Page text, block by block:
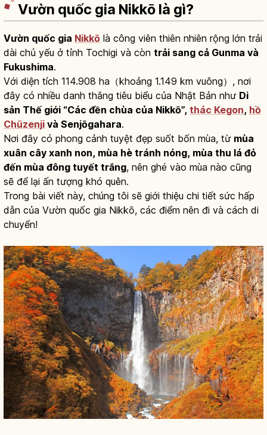
Vườn quốc gia Nikkō là gì?
Vườn quốc gia Nikkō là công viên thiên nhiên rộng lớn trải
dài chủ yếu ở tỉnh Tochigi và còn trải sang cả Gunma và
Fukushima.
Với diện tích 114.908 ha（khoảng 1.149 km vuông）, nơi
đây có nhiều danh thắng tiêu biểu của Nhật Bản như Di
sản Thế giới “Các đền chùa của Nikkō”, thác Kegon, hồ
Chūzenji và Senjōgahara.
Nơi đây có phong cảnh tuyệt đẹp suốt bốn mùa, từ mùa
xuân cây xanh non, mùa hè tránh nóng, mùa thu lá đỏ
đến mùa đông tuyết trắng, nên ghé vào mùa nào cũng
sẽ để lại ấn tượng khó quên.
Trong bài viết này, chúng tôi sẽ giới thiệu chi tiết sức hấp
dẫn của Vườn quốc gia Nikkō, các điểm nên đi và cách di
chuyển!